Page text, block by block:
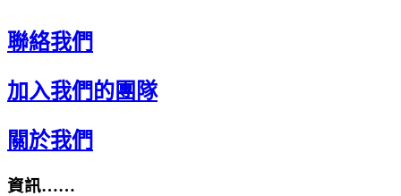
聯絡我們
加入我們的團隊
關於我們
資訊……